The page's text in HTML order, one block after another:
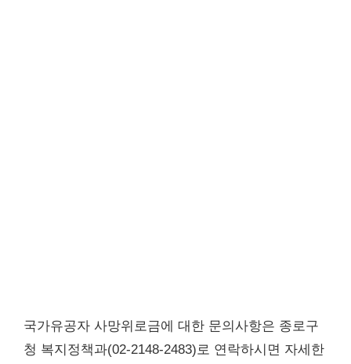
국가유공자 사망위로금에 대한 문의사항은 종로구
청 복지정책과(02-2148-2483)로 연락하시면 자세한